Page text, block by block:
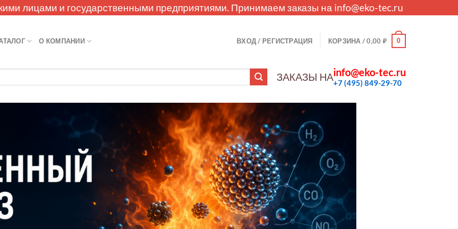
лицами и государственными предприятиями. Принимаем заказы на info@eko-tec.ru
О КОМПАНИИ ВХОД / РЕГИСТРАЦИЯ КОРЗИНА /0,00 ₽ 0
ЗАКАЗЫ НАinfo@eko-tec.ru
+7 (495) 849-29-70